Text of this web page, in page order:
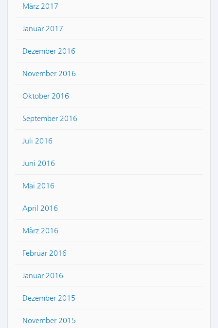
März 2017
Januar 2017
Dezember 2016
November 2016
Oktober 2016
September 2016
Juli 2016
Juni 2016
Mai 2016
April 2016
März 2016
Februar 2016
Januar 2016
Dezember 2015
November 2015